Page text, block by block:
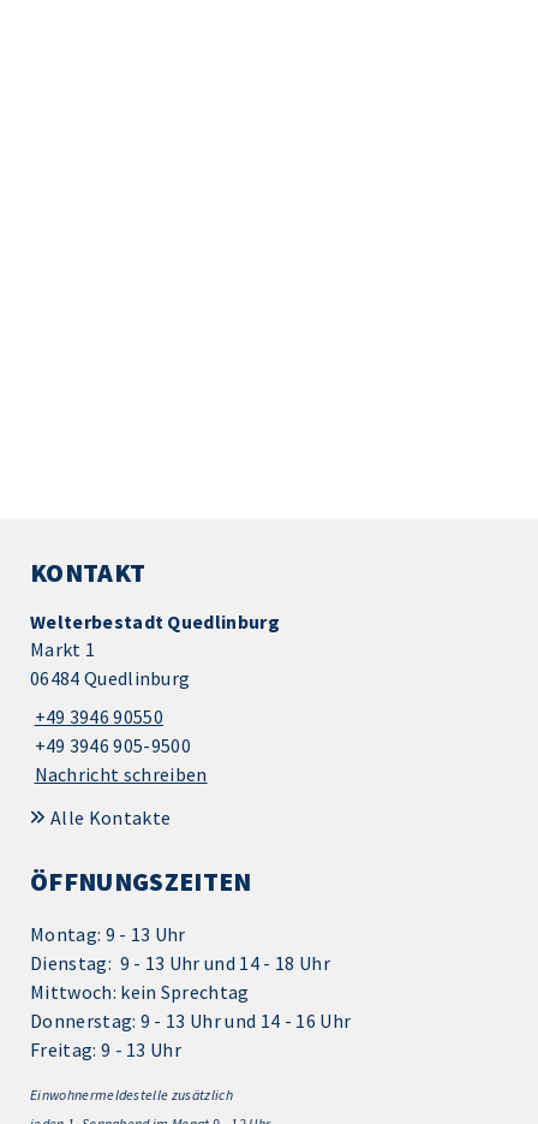
KONTAKT
Welterbestadt Quedlinburg
Markt 1
06484 Quedlinburg
+49 3946 90550
+49 3946 905-9500
Nachricht schreiben
Alle Kontakte
ÖFFNUNGSZEITEN
Montag: 9 - 13 Uhr
Dienstag: 9 - 13 Uhr und 14 - 18 Uhr
Mittwoch: kein Sprechtag
Donnerstag: 9 - 13 Uhr und 14 - 16 Uhr
Freitag: 9 - 13 Uhr
Einwohnermeldestelle zusätzlich